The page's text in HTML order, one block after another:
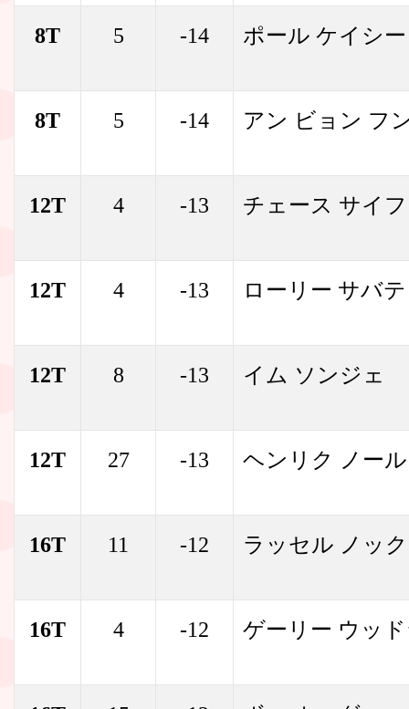
8T 5 -14 ポール ケイシー
8T 5 -14 アン ビョン フ
12T 4 -13 チェース サイ
12T 4 -13 ローリー サバ
12T 8 -13 イム ソンジェ
12T 27 -13 ヘンリク ノー
16T 11 -12 ラッセル ノッ
16T 4 -12 ゲーリー ウッ